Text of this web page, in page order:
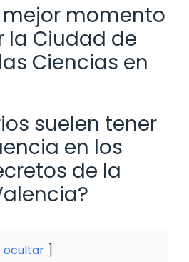
mejor momento
la Ciudad de
Ciencias en
suelen tener
en los
de la
ocultar